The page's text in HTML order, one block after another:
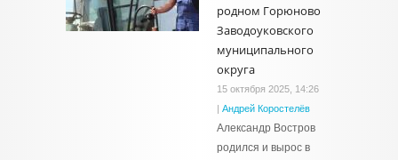
родном Горюново
Заводоуковского
муниципального
округа
15 октября 2025, 14:26
| Андрей Коростелёв
Александр Востров
родился и вырос в